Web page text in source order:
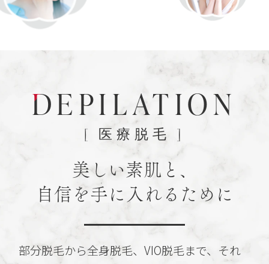
DEPILATION
[ 医療脱毛 ]
美しい素肌と、
自信を手に入れるために
部分脱毛から全身脱毛、VIO脱毛まで、それ